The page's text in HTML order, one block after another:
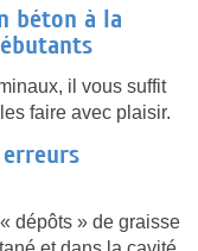
béton à la
il vous suffit
faire avec plaisir.
dépôts » de graisse